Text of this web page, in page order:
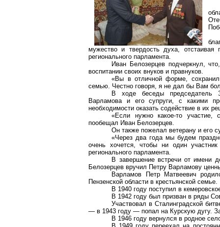
мужество и твердость духа,
регионального парламента.
Иван Белозерцев подчеркнул,
воспитании своих внуков и правнуков.
«Вы в отличной форме,
семью. Честно говоря, я не дал бы Вам
В ходе беседы председатель
Варламова и его супруги, с какими
необходимости оказать содействие в их
«Если нужно какое-то участие,
пообещал Иван Белозерцев.
Он также пожелал ветерану и его
«Через два года мы будем
очень хочется, чтобы ни один
регионального парламента.
В завершение встречи от имени
Белозерцев вручил Петру Варламову
Варламов Петр Матвеевич
Пензенской области в крестьянской семье.
В 1940 году поступил в
В 1942 году был призван в ряды
Участвовал в Сталинградской
— в 1943 году — попал на Курскую дугу.
В 1946 году вернулся в родное